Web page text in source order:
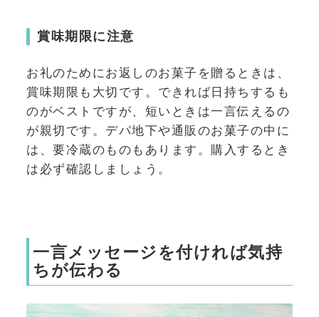
賞味期限に注意
お礼のためにお返しのお菓子を贈るときは、
賞味期限も大切です。できれば日持ちするも
のがベストですが、短いときは一言伝えるの
が親切です。デパ地下や通販のお菓子の中に
は、要冷蔵のものもあります。購入するとき
は必ず確認しましょう。
一言メッセージを付ければ気持
ちが伝わる